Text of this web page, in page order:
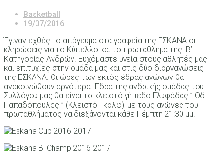
Basketball
19/07/2016
Έγιναν εχθές το απόγευμα στα γραφεία της ΕΣΚΑΝΑ οι
κληρώσεις για το Κύπελλο και το πρωτάθλημα της Β’
Κατηγορίας Ανδρών. Ευχόμαστε υγεία στους αθλητές μας
και επιτυχίες στην ομάδα μας και στις δύο διοργανώσεις
της ΕΣΚΑΝΑ. Οι ώρες των εκτός έδρας αγώνων θα
ανακοινώθουν αργότερα. Έδρα της ανδρικής ομάδας του
Συλλόγου μας θα είναι το κλειστό γήπεδο Γλυφάδας ” Οδ.
Παπαδόπουλος ” (Κλειστό Γκολφ), με τους αγώνες του
πρωταθλήματος να διεξάγονται κάθε Πέμπτη 21:30 μμ.